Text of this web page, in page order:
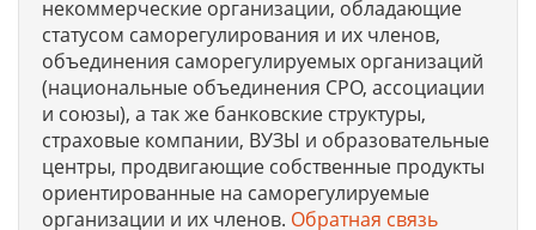
некоммерческие организации, обладающие
статусом саморегулирования и их членов,
объединения саморегулируемых организаций
(национальные объединения СРО, ассоциации
и союзы), а так же банковские структуры,
страховые компании, ВУЗЫ и образовательные
центры, продвигающие собственные продукты
ориентированные на саморегулируемые
организации и их членов. Обратная связь